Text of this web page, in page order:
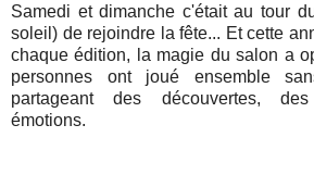
Samedi et dimanche c'était au tour
soleil) de rejoindre la fête... Et cette
chaque édition, la magie du salon a
personnes ont joué ensemble
partageant des découvertes,
émotions.